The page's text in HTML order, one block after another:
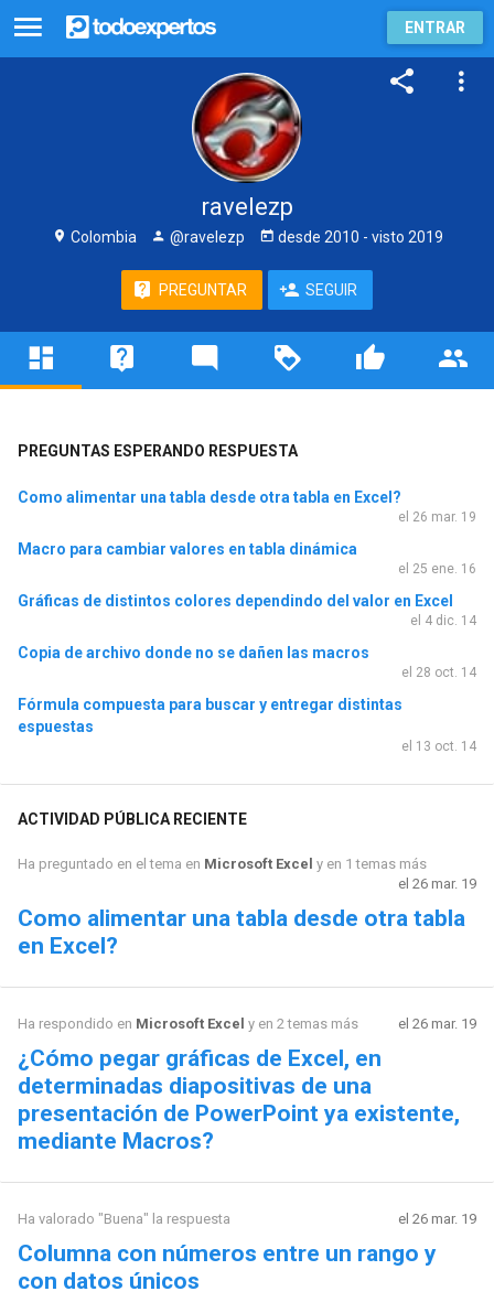
ENTRAR
ravelezp
Colombia @ravelezp desde 2010 - visto 2019
PREGUNTAR SEGUIR
PREGUNTAS ESPERANDO RESPUESTA
Como alimentar una tabla desde otra tabla en Excel?
el 26 mar. 19
Macro para cambiar valores en tabla dinámica
el 25 ene. 16
Gráficas de distintos colores dependindo del valor en Excel
el 4 dic. 14
Copia de archivo donde no se dañen las macros
el 28 oct. 14
Fórmula compuesta para buscar y entregar distintas
espuestas
el 13 oct. 14
ACTIVIDAD PÚBLICA RECIENTE
Ha preguntado en el tema en Microsoft Excel y en 1 temas más
el 26 mar. 19
Como alimentar una tabla desde otra tabla
en Excel?
Ha respondido en Microsoft Excel y en 2 temas más el 26 mar. 19
¿Cómo pegar gráficas de Excel, en
determinadas diapositivas de una
presentación de PowerPoint ya existente,
mediante Macros?
Ha valorado "Buena" la respuesta el 26 mar. 19
Columna con números entre un rango y
con datos únicos